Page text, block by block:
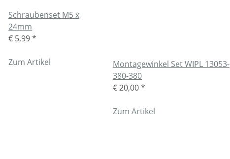
Schraubenset M5 x
24mm
€ 5,99*
Zum Artikel
Montagewinkel Set WIPL 13053-
380-380
€ 20,00*
Zum Artikel